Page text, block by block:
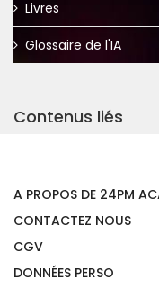
Livres
Glossaire de l'IA
Contenus liés
A PROPOS DE 24PM
CONTACTEZ NOUS
CGV
DONNÉES PERSO